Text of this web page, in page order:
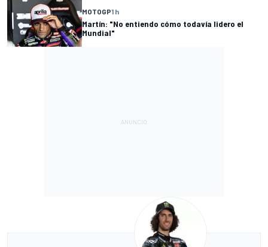
MOTOGP1 h
Martín: "No entiendo cómo todavía lidero el
Mundial"